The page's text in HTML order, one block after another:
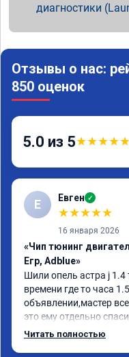
диагностики
Отзывы о нас:
850 оценок
5.0 из 5★★★★★
Е Евген ✓
★★★★★
16 января 2026
«Чип тюнинг
Егр, Adblue»
Шили опель астра j 1.4
времени где то часа
объявлении,мастер
это ему отдельно
так много но сразу
Читать полностью